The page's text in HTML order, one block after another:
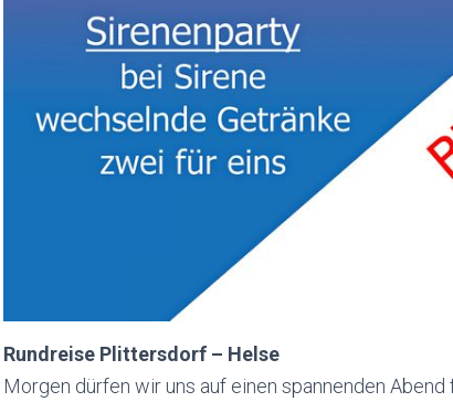
Rundreise Plittersdorf – Helse
Morgen dürfen wir uns auf einen spannenden